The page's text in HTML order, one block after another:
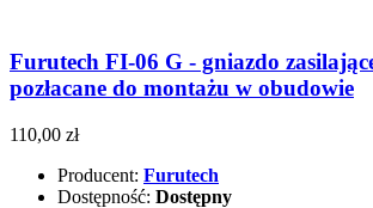
Furutech FI-06 G - gniazdo
pozłacane do montażu w obudowie
110,00 zł
Producent: Furutech
Dostępność: Dostępny